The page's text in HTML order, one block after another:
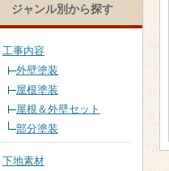
ジャンル別から探す
工事内容
外壁塗装
屋根塗装
屋根＆外壁セット
部分塗装
下地素材